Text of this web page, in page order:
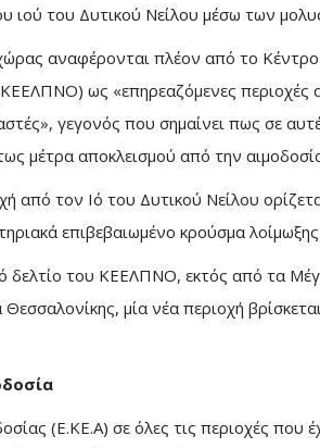
ιού του Δυτικού Νείλου μέσω των
αναφέρονται πλέον από το
ως «επηρεαζόμενες περιοχές
γεγονός που σημαίνει πως σε
μέτρα αποκλεισμού από την
από τον Ιό του Δυτικού Νείλου
επιβεβαιωμένο κρούσμα
δελτίο του ΚΕΕΛΠΝΟ, εκτός από τα
μία νέα περιοχή
(Ε.ΚΕ.Α) σε όλες τις περιοχές που